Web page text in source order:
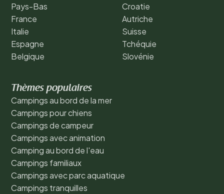
Pays-Bas
France
Italie
Espagne
Belgique
Croatie
Autriche
Suisse
Tchéquie
Slovénie
Thèmes populaires
Campings au bord de la mer
Campings pour chiens
Campings de campeur
Campings avec animation
Camping au bord de l'eau
Campings familiaux
Campings avec parc aquatique
Campings tranquilles